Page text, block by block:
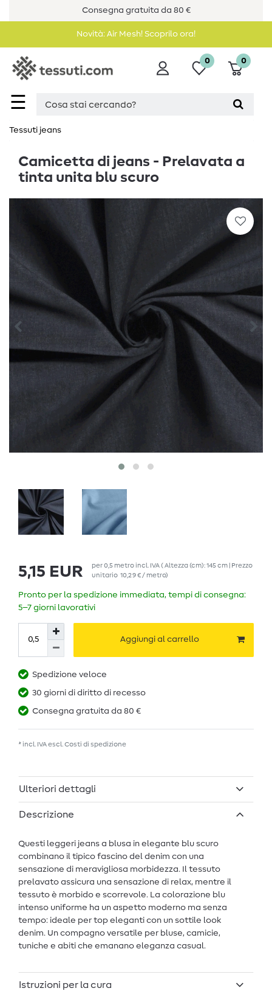
Consegna gratuita da 80 €
Novità: Air Mesh! Scoprilo ora!
☰
0 0
Tessuti jeans
Camicetta di jeans - Prelavata a
tinta unita blu scuro
5,15 EUR per0,5 metroincl. IVA( Altezza (cm): 145 cm | Prezzo
unitario 10,29 € / metro)
Pronto per la spedizione immediata, tempi di consegna:
5–7 giorni lavorativi
Aggiungi al carrello
Spedizione veloce
30 giorni di diritto di recesso
Consegna gratuita da 80 €
* incl. IVA escl. Costi di spedizione
Ulteriori dettagli
Descrizione
Questi leggeri jeans a blusa in elegante blu scuro
combinano il tipico fascino del denim con una
sensazione di meravigliosa morbidezza. Il tessuto
prelavato assicura una sensazione di relax, mentre il
tessuto è morbido e scorrevole. La colorazione blu
intenso uniforme ha un aspetto moderno ma senza
tempo: ideale per top eleganti con un sottile look
denim. Un compagno versatile per bluse, camicie,
tuniche e abiti che emanano eleganza casual.
Istruzioni per la cura